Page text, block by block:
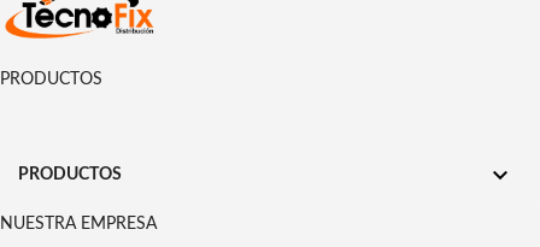
PRODUCTOS
PRODUCTOS 
NUESTRA EMPRESA